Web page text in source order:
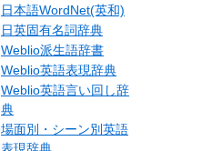
日本語WordNet(英和)
日英固有名詞辞典
Weblio派生語辞書
Weblio英語表現辞典
Weblio英語言い回し辞
典
場面別・シーン別英語